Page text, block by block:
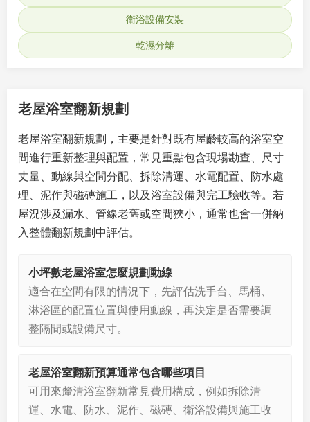
衛浴設備安裝
乾濕分離
老屋浴室翻新規劃
老屋浴室翻新規劃，主要是針對既有屋齡較高的浴室空
間進行重新整理與配置，常見重點包含現場勘查、尺寸
丈量、動線與空間分配、拆除清運、水電配置、防水處
理、泥作與磁磚施工，以及浴室設備與完工驗收等。若
屋況涉及漏水、管線老舊或空間狹小，通常也會一併納
入整體翻新規劃中評估。
小坪數老屋浴室怎麼規劃動線
適合在空間有限的情況下，先評估洗手台、馬桶、
淋浴區的配置位置與使用動線，再決定是否需要調
整隔間或設備尺寸。
老屋浴室翻新預算通常包含哪些項目
可用來釐清浴室翻新常見費用構成，例如拆除清
運、水電、防水、泥作、磁磚、衛浴設備與施工收